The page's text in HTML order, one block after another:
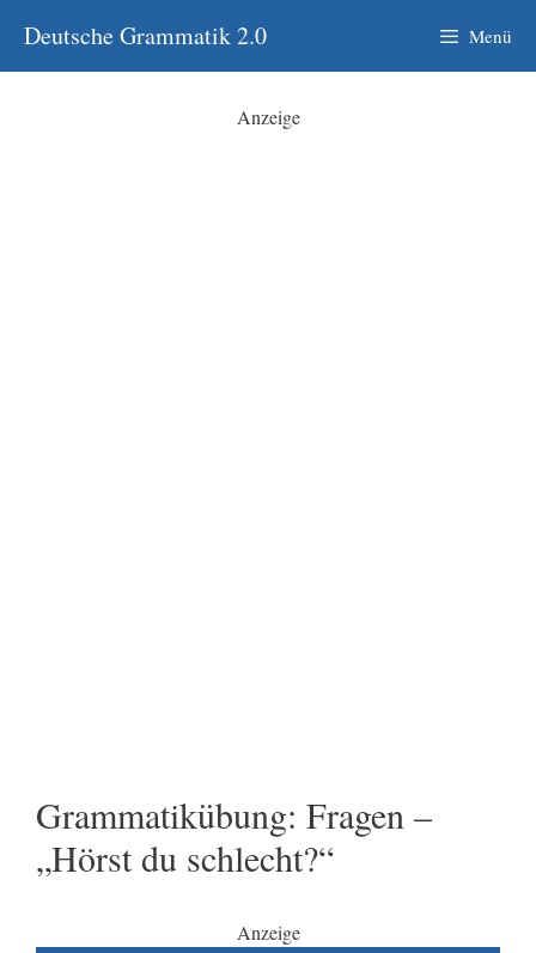
Inhalt
springen
Deutsche Grammatik 2.0 Menü
Anzeige
Grammatikübung: Fragen –
„Hörst du schlecht?“
Anzeige